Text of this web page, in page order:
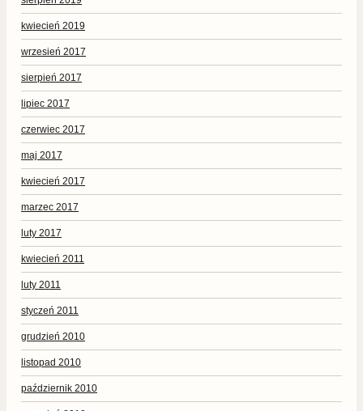
kwiecień 2019
wrzesień 2017
sierpień 2017
lipiec 2017
czerwiec 2017
maj 2017
kwiecień 2017
marzec 2017
luty 2017
kwiecień 2011
luty 2011
styczeń 2011
grudzień 2010
listopad 2010
październik 2010